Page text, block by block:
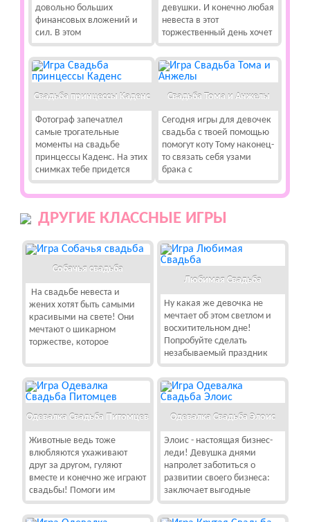
довольно больших
финансовых вложений и
сил. В этом
девушки. И конечно любая
невеста в этот
торжественный день хочет
Свадьба принцессы Каденс
Фотограф запечатлел
самые трогательные
моменты на свадьбе
принцессы Каденс. На этих
снимках тебе придется
Свадьба Тома и Анжелы
Сегодня игры для девочек
свадьба с твоей помощью
помогут коту Тому наконец-
то связать себя узами
брака с
ДРУГИЕ КЛАССНЫЕ ИГРЫ
Собачья свадьба
На свадьбе невеста и
жених хотят быть самыми
красивыми на свете! Они
мечтают о шикарном
торжестве, которое
Любимая Свадьба
Ну какая же девочка не
мечтает об этом светлом и
восхитительном дне!
Попробуйте сделать
незабываемый праздник
Одевалка Свадьба Питомцев
Животные ведь тоже
влюбляются ухаживают
друг за другом, гуляют
вместе и конечно же играют
свадьбы! Помоги им
Одевалка Свадьба Элоис
Элоис - настоящая бизнес-
леди! Девушка днями
напролет заботиться о
развитии своего бизнеса:
заключает выгодные